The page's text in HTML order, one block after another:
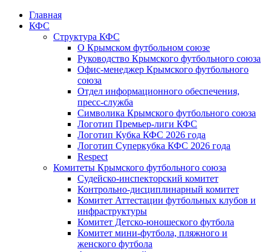
Главная
КФС
Структура КФС
О Крымском футбольном союзе
Руководство Крымского футбольного союза
Офис-менеджер Крымского футбольного
союза
Отдел информационного обеспечения,
пресс-служба
Символика Крымского футбольного союза
Логотип Премьер-лиги КФС
Логотип Кубка КФС 2026 года
Логотип Суперкубка КФС 2026 года
Respect
Комитеты Крымского футбольного союза
Судейско-инспекторский комитет
Контрольно-дисциплинарный комитет
Комитет Аттестации футбольных клубов и
инфраструктуры
Комитет Детско-юношеского футбола
Комитет мини-футбола, пляжного и
женского футбола